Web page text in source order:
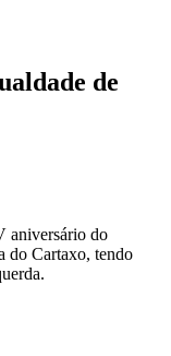
de
aniversário do
do Cartaxo, tendo